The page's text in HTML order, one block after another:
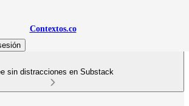
Contextos.co
sin distracciones en Substack